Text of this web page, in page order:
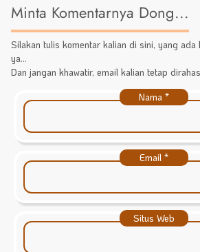
Minta Komentarnya Dong...
Silakan tulis komentar kalian di sini, yang ada
ya...
Dan jangan khawatir, email kalian tetap
Nama *
Email *
Situs Web